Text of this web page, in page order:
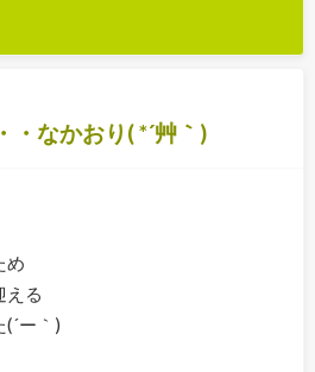
・なかおり( *´艸｀)
め
える
ー｀)